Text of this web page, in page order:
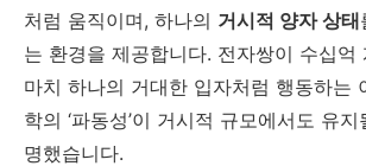
처럼 움직이며, 하나의 거시적 양자 상태
는 환경을 제공합니다. 전자쌍이 수십억
마치 하나의 거대한 입자처럼 행동하는
학의 ‘파동성’이 거시적 규모에서도 유
명했습니다.